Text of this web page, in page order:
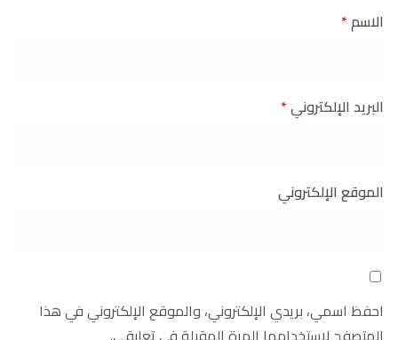
الاسم*
البريد الإلكتروني*
الموقع الإلكتروني
احفظ اسمي، بريدي الإلكتروني، والموقع الإلكتروني في هذا